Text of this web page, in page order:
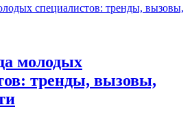
молодых
тренды, вызовы,